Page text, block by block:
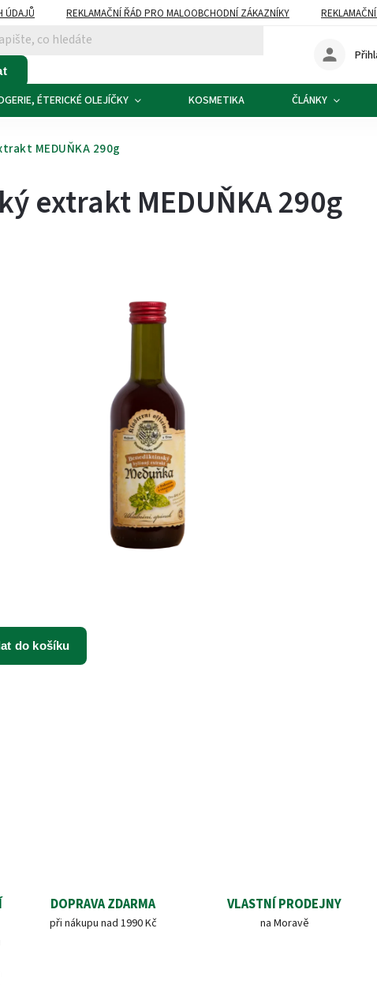
ÚDAJŮ REKLAMAČNÍ ŘÁD PRO MALOOBCHODNÍ ZÁKAZNÍKY
ÉTERICKÉ OLEJÍČKY KOSMETIKA ČLÁNKY
MEDUŇKA 290g
extrakt MEDUŇKA 290g
do košíku
DOPRAVA ZDARMA
při nákupu nad 1990 Kč
VLASTNÍ PRODEJNY
na Moravě